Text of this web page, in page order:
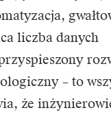
liczba danych
– to
że